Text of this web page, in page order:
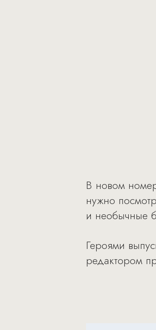
В новом
нужно
и необычные
Героями
редактором